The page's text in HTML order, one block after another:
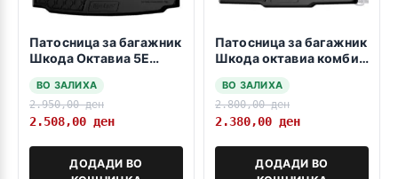
Патосница за багажник
Шкода Октавиа 5Е
ВО ЗАЛИХА
2.950,00ден
2.508,00 ден
ДОДАДИ ВО
Патосница за багажник
Шкода октавиа комби
>2017->
ВО ЗАЛИХА
2.800,00ден
2.380,00 ден
ДОДАДИ ВО